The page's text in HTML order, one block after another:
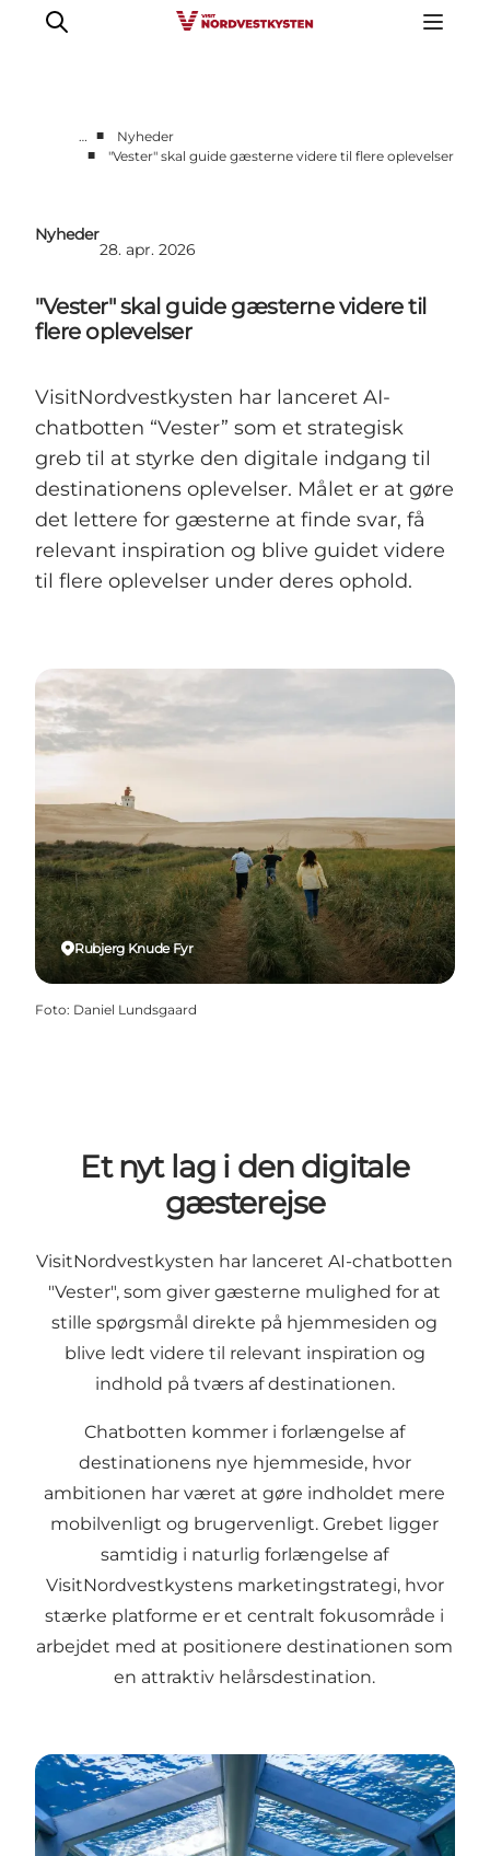
Kontakt
… ■
Nyheder
■
"Vester" skal guide gæsterne videre til flere oplevelser
Nyheder
28. apr. 2026
"Vester" skal guide gæsterne videre til
flere oplevelser
VisitNordvestkysten har lanceret AI-
chatbotten “Vester” som et strategisk
greb til at styrke den digitale indgang til
destinationens oplevelser. Målet er at gøre
det lettere for gæsterne at finde svar, få
relevant inspiration og blive guidet videre
til flere oplevelser under deres ophold.
Rubjerg Knude Fyr
Foto: Daniel Lundsgaard
Et nyt lag i den digitale
gæsterejse
VisitNordvestkysten har lanceret AI-chatbotten
"Vester", som giver gæsterne mulighed for at
stille spørgsmål direkte på hjemmesiden og
blive ledt videre til relevant inspiration og
indhold på tværs af destinationen.
Chatbotten kommer i forlængelse af
destinationens nye hjemmeside, hvor
ambitionen har været at gøre indholdet mere
mobilvenligt og brugervenligt. Grebet ligger
samtidig i naturlig forlængelse af
VisitNordvestkystens marketingstrategi, hvor
stærke platforme er et centralt fokusområde i
arbejdet med at positionere destinationen som
en attraktiv helårsdestination.